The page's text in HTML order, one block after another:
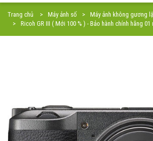
Trang chủ Máy ảnh số
Máy ảnh không gương
Ricoh GR III ( Mới 100 % ) - Bảo hành chính hãng